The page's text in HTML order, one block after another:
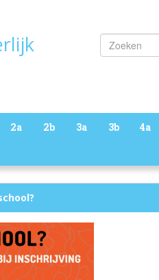
2a 2b 3a 3b 4a